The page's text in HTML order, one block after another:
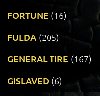
FORTUNE (16)
FULDA (205)
GENERAL TIRE (167)
GISLAVED (6)